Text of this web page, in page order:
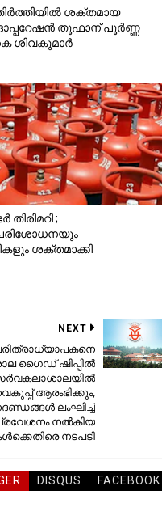
ശക്തമായ
തൂഫാന് പൂർണ്ണ
ശിവകുമാർ
തിരിമറി ;
ശക്തമാക്കി
NEXT
ഗൈഡ് ഷിപ്പില്‍
സര്‍വകലാശാലയില്‍
ആരംഭിക്കും,
ലംഘിച്ച്
നല്‍കിയ
നടപടി
DISQUS FACEBOOK